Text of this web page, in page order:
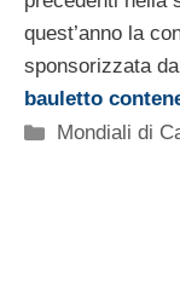
quest’anno la
sponsorizzata da
bauletto
Categorie
Mondiali di